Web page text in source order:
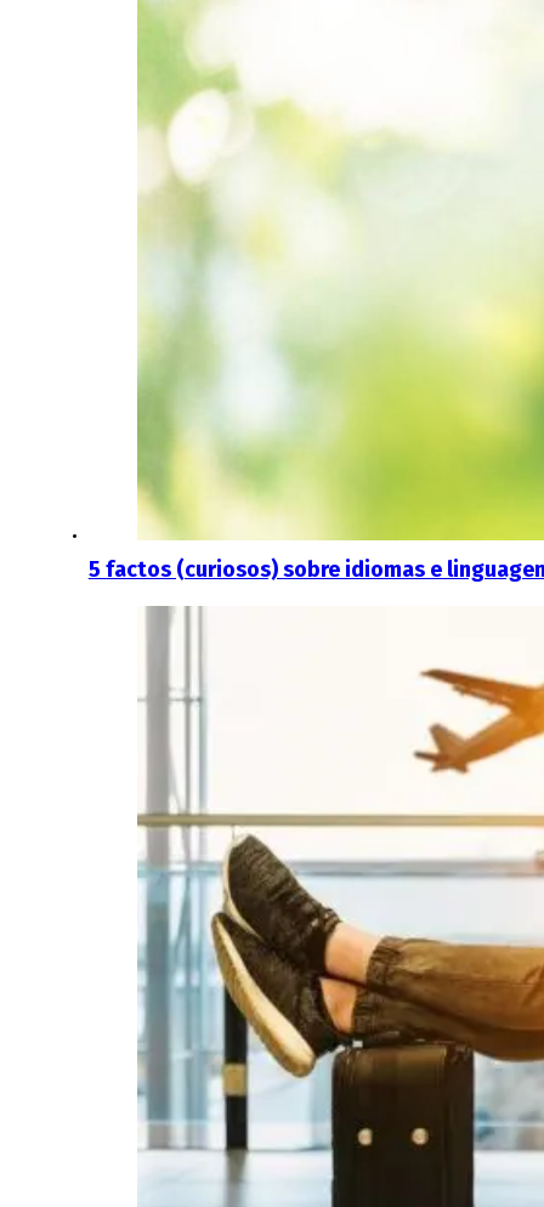
5 factos (curiosos) sobre idiomas e